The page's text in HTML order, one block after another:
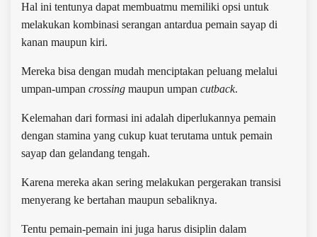
Hal ini tentunya dapat membuatmu memiliki opsi untuk
melakukan kombinasi serangan antardua pemain sayap di
kanan maupun kiri.
Mereka bisa dengan mudah menciptakan peluang melalui
umpan-umpan crossing maupun umpan cutback.
Kelemahan dari formasi ini adalah diperlukannya pemain
dengan stamina yang cukup kuat terutama untuk pemain
sayap dan gelandang tengah.
Karena mereka akan sering melakukan pergerakan transisi
menyerang ke bertahan maupun sebaliknya.
Tentu pemain-pemain ini juga harus disiplin dalam